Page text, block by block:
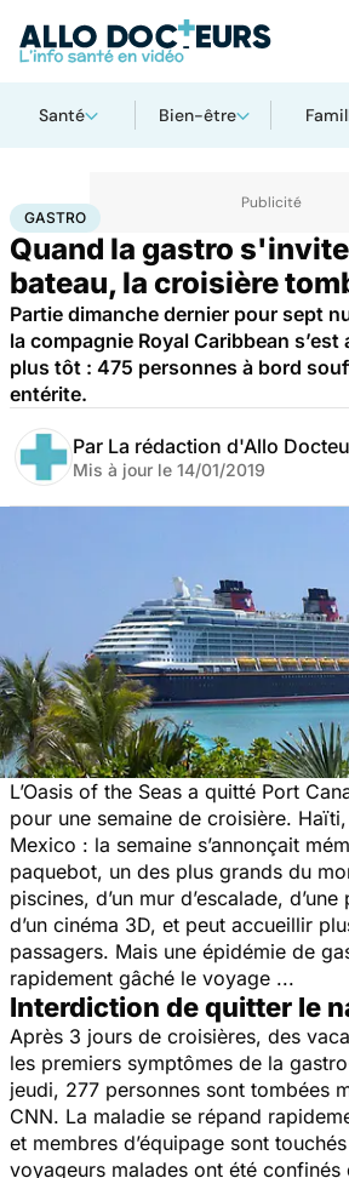
Santé Bien-être
AccueilSanté
GASTRO
Quand la gastro
bateau, la croisière
Partie dimanche dernier pour sept
la compagnie Royal Caribbean
plus tôt : 475 personnes à bord
entérite.
Par La rédaction d'Allo
Mis à jour le 14/01/2019
L’Oasis of the Seas a quitté Port
pour une semaine de croisière.
Mexico : la semaine s’annonçait
paquebot, un des plus grands du
piscines, d’un mur d’escalade,
d’un cinéma 3D, et peut accueillir
passagers. Mais une épidémie de
rapidement gâché le voyage ...
Interdiction de quitter le
Après 3 jours de croisières, des
les premiers symptômes de la
jeudi, 277 personnes sont tombées
CNN. La maladie se répand
et membres d’équipage sont
voyageurs malades ont été confinés